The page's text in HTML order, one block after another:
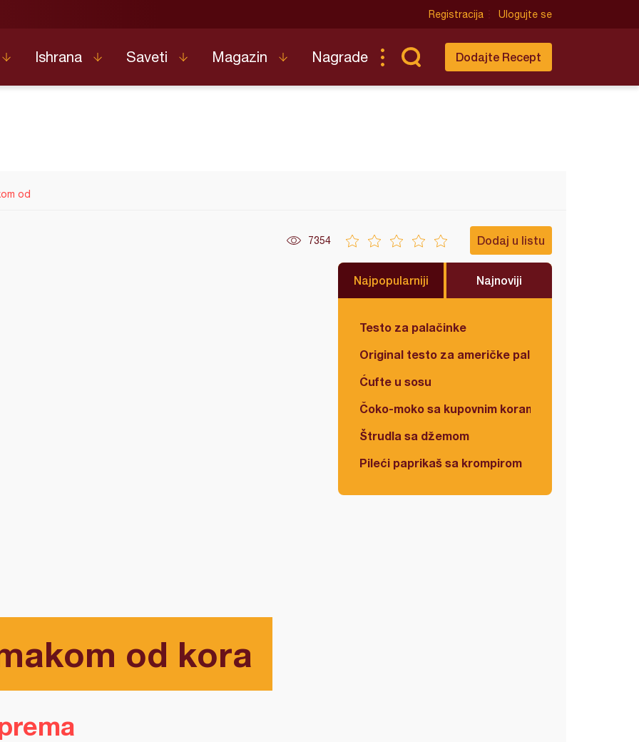
Registracija Ulogujte se
Ishrana Saveti Magazin Nagrade Dodajte Recept
od
7354 Dodaj u listu
od kora
Najpopularniji Najnoviji
Testo za palačinke
Original testo za američke palačinke
Ćufte u sosu
Čoko-moko sa kupovnim korama
Štrudla sa džemom
Pileći paprikaš sa krompirom